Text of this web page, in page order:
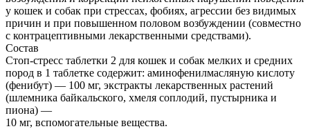
у кошек и собак при стрессах, фобиях, агрессии без видимых
причин и при повышенном половом возбуждении (совместно
с контрацептивными лекарственными средствами).
Состав
Стоп-стресс таблетки 2 для кошек и собак мелких и средних
пород в 1 таблетке содержит: аминофенилмасляную кислоту
(фенибут) — 100 мг, экстракты лекарственных растений
(шлемника байкальского, хмеля соплодий, пустырника и
пиона) —
10 мг, вспомогательные вещества.